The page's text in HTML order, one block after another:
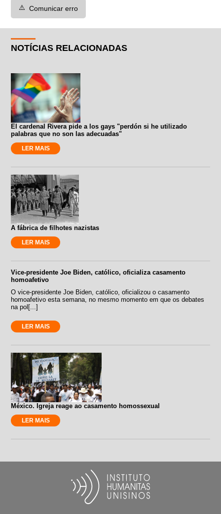
⚠️ Comunicar erro
NOTÍCIAS RELACIONADAS
El cardenal Rivera pide a los gays "perdón si he utilizado
palabras que no son las adecuadas"
LER MAIS
A fábrica de filhotes nazistas
LER MAIS
Vice-presidente Joe Biden, católico, oficializa casamento
homoafetivo
O vice-presidente Joe Biden, católico, oficializou o casamento
homoafetivo esta semana, no mesmo momento em que os debates
na pol[...]
LER MAIS
México. Igreja reage ao casamento homossexual
LER MAIS